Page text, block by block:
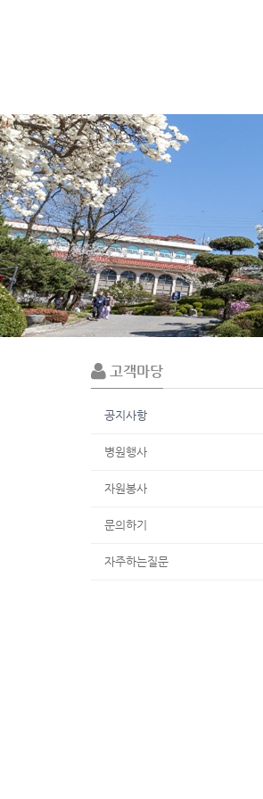
Sub
Promotion
고객마당
공지사항
병원행사
자원봉사
문의하기
자주하는질문